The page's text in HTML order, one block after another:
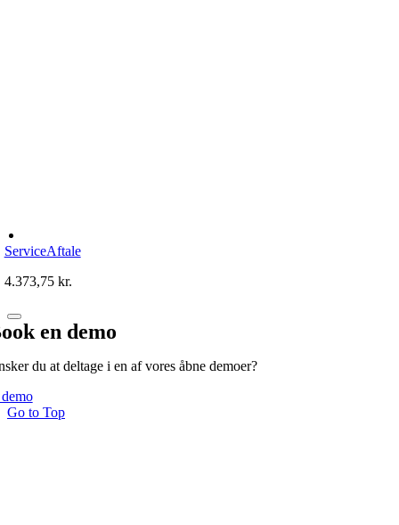
ServiceAftale
4.373,75 kr.
en demo
du at deltage i en af vores åbne demoer?
Go to Top